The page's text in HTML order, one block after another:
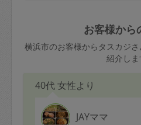
お客様から
横浜市のお客様からタスカジ
紹介しま
40代 女性より
JAYママ